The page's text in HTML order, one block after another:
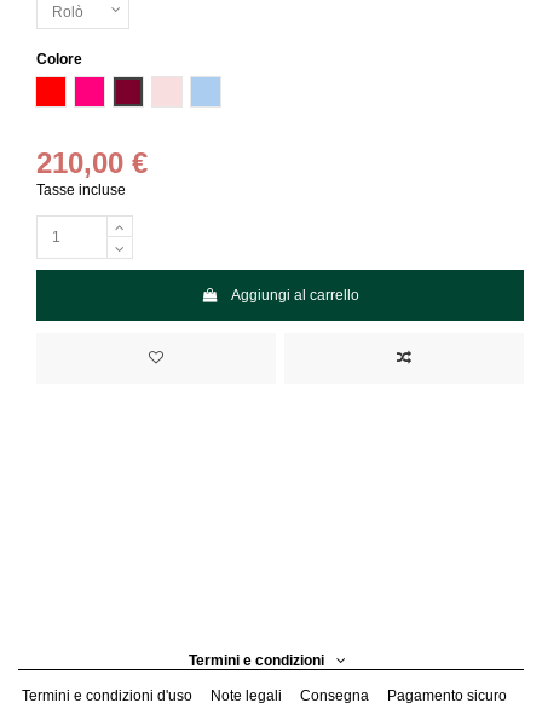
Colore
210,00 €
Tasse incluse
Aggiungi al carrello
Termini e condizioni
Termini e condizioni d'uso Note legali Consegna Pagamento sicuro